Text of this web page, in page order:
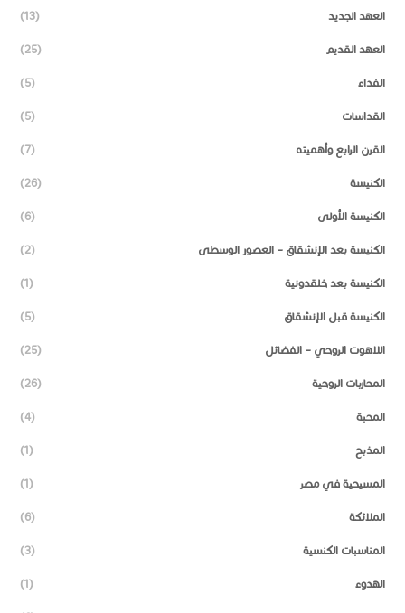
العهد الجديد (13)
العهد القديم (25)
الفداء (5)
القداسات (5)
القرن الرابع وأهميته (7)
الكنيسة (26)
الكنيسة الأولى (6)
الكنيسة بعد الإنشقاق – العصور الوسطى (2)
الكنيسة بعد خلقدونية (1)
الكنيسة قبل الإنشقاق (5)
اللاهوت الروحي – الفضائل (25)
المحاربات الروحية (26)
المحبة (4)
المذبح (1)
المسيحية في مصر (1)
الملائكة (6)
المناسبات الكنسية (3)
الهدوء (1)